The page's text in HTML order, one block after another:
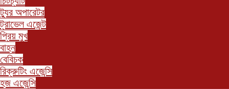
ট্যুর অপারেটর
ট্রাভেল এজেন্ট
প্রিয় মুখ
বাহন
বেবিচক
রিক্রুটিং এজেন্সি
হজ এজেন্সি